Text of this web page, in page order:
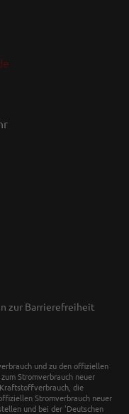
zur Barrierefreiheit
und zu den offiziellen
Stromverbrauch neuer
die
Stromverbrauch neuer
und bei der 'Deutschen